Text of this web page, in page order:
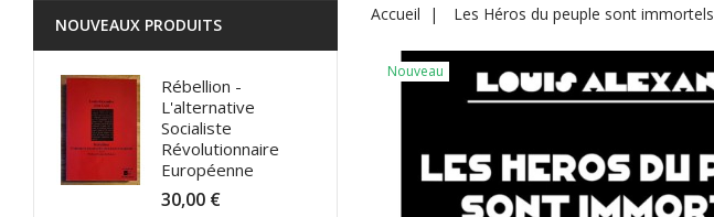
NOUVEAUX PRODUITS
Rébellion -
L'alternative
Socialiste
Révolutionnaire
Européenne
30,00 €
Accueil Les Héros du peuple sont immortels
Nouveau